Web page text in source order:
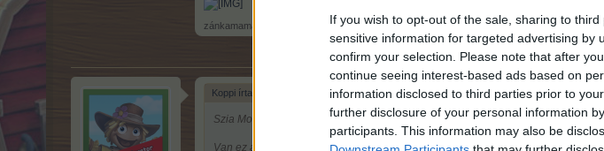
If you wish to opt-out of the sale, sharing to
sensitive information for targeted advertising by
confirm your selection. Please note that after
continue seeing interest-based ads based on
information disclosed to third parties prior to
further disclosure of your personal information
participants. This information may also be
zánkamama
Koppi írta:
Szia Modi !
Van ez a kütyü, hogy pöttyös ernyőgomba...és a répahiszti ?